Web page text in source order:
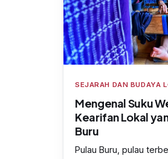
SEJARAH DAN BUDAYA
Mengenal Suku
Kearifan Lokal
Buru
Pulau Buru, pulau